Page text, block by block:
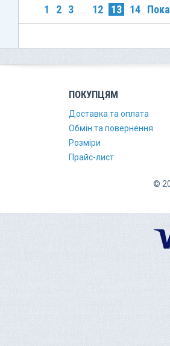
1 2 3 12 13 14
ПОКУПЦЯМ
Доставка та оплата
Обмін та повернення
Розміри
Прайс-лист
©